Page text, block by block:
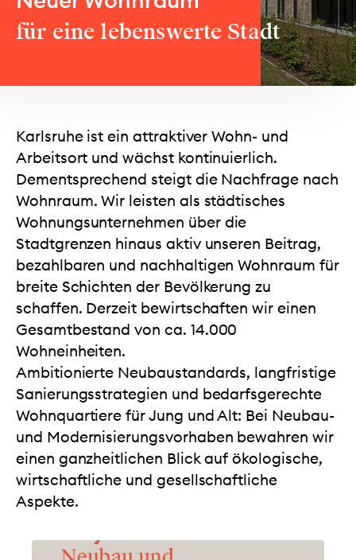
für eine lebenswerte Stadt
Karlsruhe ist ein attraktiver Wohn- und
Arbeitsort und wächst kontinuierlich.
Dementsprechend steigt die Nachfrage nach
Wohnraum. Wir leisten als städtisches
Wohnungsunternehmen über die
Stadtgrenzen hinaus aktiv unseren Beitrag,
bezahlbaren und nachhaltigen Wohnraum für
breite Schichten der Bevölkerung zu
schaffen. Derzeit bewirtschaften wir einen
Gesamtbestand von ca. 14.000
Wohneinheiten.
Ambitionierte Neubaustandards, langfristige
Sanierungsstrategien und bedarfsgerechte
Wohnquartiere für Jung und Alt: Bei Neubau-
und Modernisierungsvorhaben bewahren wir
einen ganzheitlichen Blick auf ökologische,
wirtschaftliche und gesellschaftliche
Aspekte.